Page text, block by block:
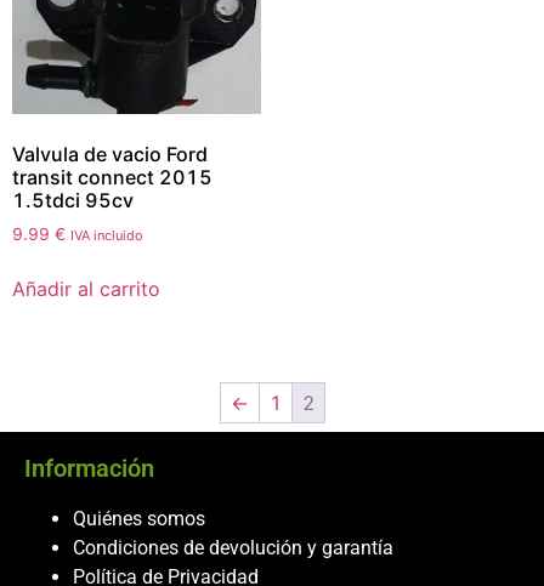
Valvula de vacio Ford
transit connect 2015
1.5tdci 95cv
9.99 € IVA incluido
Añadir al carrito
← 1 2
Información
Quiénes somos
Condiciones de devolución y garantía
Política de Privacidad